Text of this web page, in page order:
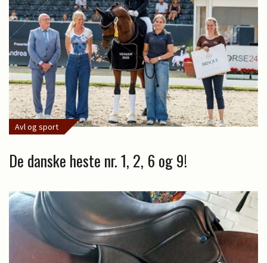
Avl og sport
De danske heste nr. 1, 2, 6 og 9!